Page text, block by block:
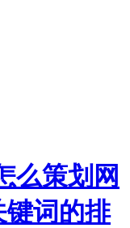
么策划网
词的排